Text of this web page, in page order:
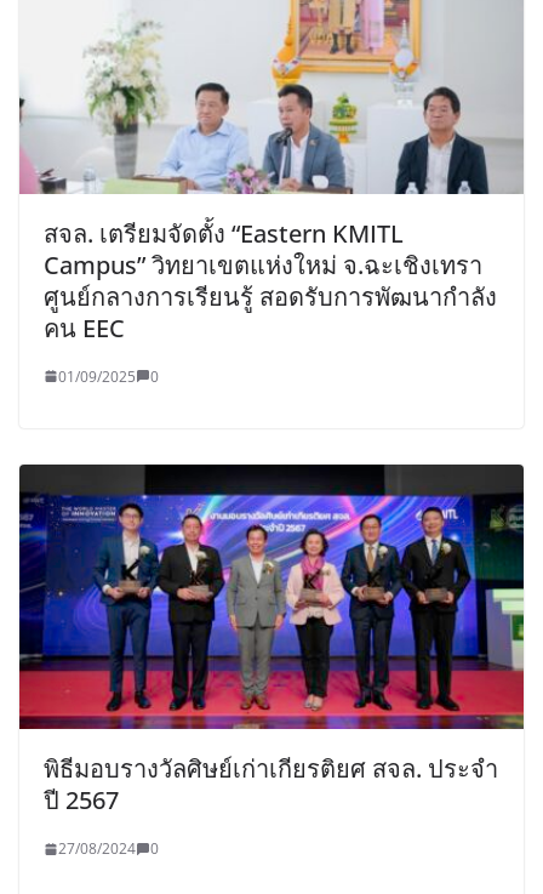
สจล. เตรียมจัดตั้ง “Eastern KMITL
Campus” วิทยาเขตแห่งใหม่ จ.ฉะเชิงเทรา
ศูนย์กลางการเรียนรู้ สอดรับการพัฒนากำลัง
คน EEC
01/09/2025 0
พิธีมอบรางวัลศิษย์เก่าเกียรติยศ สจล. ประจำ
ปี 2567
27/08/2024 0